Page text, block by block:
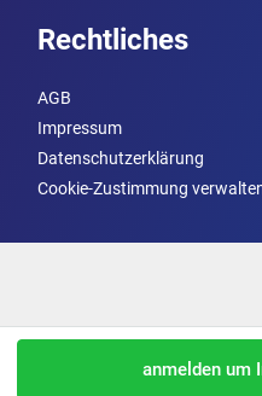
Rechtliches
AGB
Impressum
Datenschutzerklärung
Cookie-Zustimmung
anmelden um